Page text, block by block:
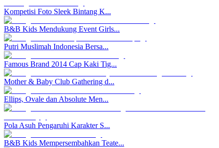
Kompetisi Foto Sleek Bintang K...
B&B Kids Mendukung Event Girls...
Putri Muslimah Indonesia Bersa...
Famous Brand 2014 Cap Kaki Tig...
Mother & Baby Club Gathering d...
Ellips, Ovale dan Absolute Men...
Pola Asuh Pengaruhi Karakter S...
B&B Kids Mempersembahkan Teate...